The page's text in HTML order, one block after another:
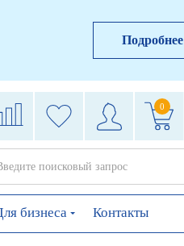
Подробнее
0
бизнеса Контакты